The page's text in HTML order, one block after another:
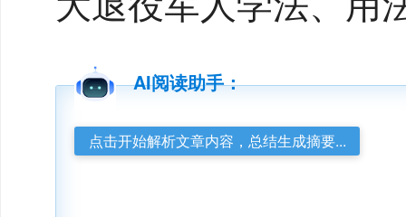
AI阅读助手：
点击开始解析文章内容，总结生成摘要...